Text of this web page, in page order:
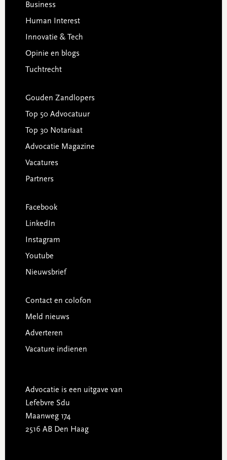
Business
Human Interest
Innovatie & Tech
Opinie en blogs
Tuchtrecht
Gouden Zandlopers
Top 50 Advocatuur
Top 30 Notariaat
Advocatie Magazine
Vacatures
Partners
Facebook
LinkedIn
Instagram
Youtube
Nieuwsbrief
Contact en colofon
Meld nieuws
Adverteren
Vacature indienen
Advocatie is een uitgave van
Lefebvre Sdu
Maanweg 174
2516 AB Den Haag